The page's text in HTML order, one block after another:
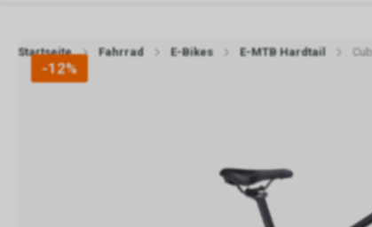
Startseite Fahrrad E-Bikes E-MTB Hardtail
-12%